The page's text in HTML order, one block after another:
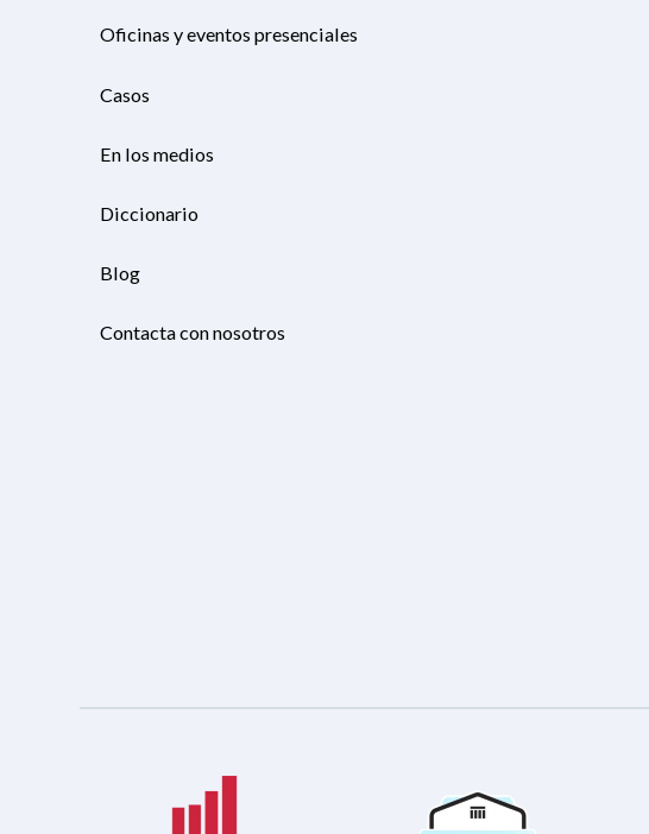
Oficinas y eventos presenciales
Casos
En los medios
Diccionario
Blog
Contacta con nosotros